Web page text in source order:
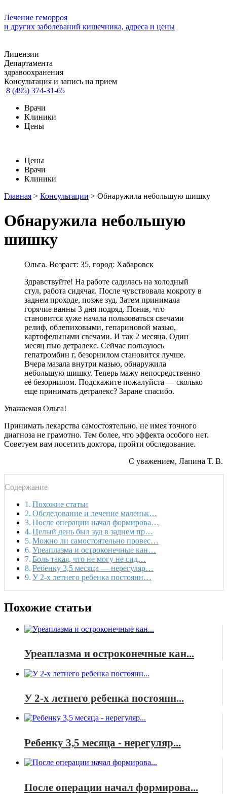
Лечение геморроя
и других заболеваний кишечника, адреса и цены
Лицензии
Департамента
здравоохранения
Консультация и запись на прием
8 (495) 374-31-65
Врачи
Клиники
Цены
Цены
Врачи
Клиники
Главная > Консультации > Обнаружила небольшую шишку
Обнаружила небольшую
шишку
Ольга. Возраст: 35, город: Хабаровск
Здравствуйте! На работе садилась на холодный
стул, работа сидячая. После чувствовала мокроту в
заднем проходе, позже зуд. Затем принимала
горячие ванны 3 дня подряд. Поняв, что
становится хуже начала пользоваться свечами
релиф, облепиховыми, гепариновой мазью,
картофельными свечами. И так 2 месяца. Один
месяц пью детралекс. Сейчас пользуюсь
гепатромбин г, безорнилом становится лучше.
Вчера мазала внутри мазью, обнаружила
небольшую шишку. Теперь мажу непосредственно
её безорнилом. Подскажите пожалуйста — сколько
еще принимать детралекс? Заране спасибо.
Уважаемая Ольга!
Принимать лекарства самостоятельно, не имея точного
диагноза не грамотно. Тем более, что эффекта особого нет.
Советуем вам посетить доктора, пройти обследование.
С уважением, Лапина Т. В.
Содержание
Похожие статьи
Обследование и лечение маленьк…
После операции начал формирова…
Целый день был зуд в заднем пр…
Можно ли самостоятельно провес…
Уреаплазма и остроконечные кан…
Боль такая, что не могу не сид…
Ребенку 3,5 месяца — нерегуляр…
У 2-х летнего ребенка постоянн…
Похожие статьи
Уреаплазма и остроконечные кан...
У 2-х летнего ребенка постоянн...
Ребенку 3,5 месяца - нерегуляр...
После операции начал формирова...